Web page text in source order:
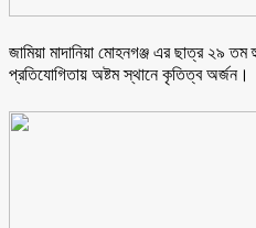
জামিয়া মাদানিয়া মোহনগঞ্জ এর ছাত্র ২৯
প্রতিযোগিতায় অষ্টম স্থানে কৃতিত্ব অর্জন।